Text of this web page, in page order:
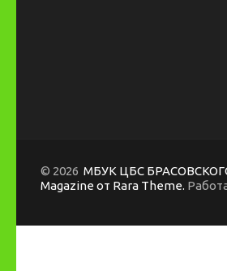
© 2026 МБУК ЦБС
Magazine от Rara Theme.